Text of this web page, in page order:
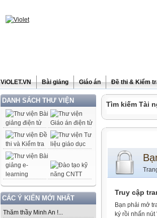
ViOLET.VN Bài giảng Giáo án Đề thi & Kiểm
DANH SÁCH THƯ VIỆN
CÁC Ý KIẾN MỚI NHẤT
Thăm thầy Minh An !...
Tìm kiếm Tài
Truy cập
Bạn phải mở
ký rồi nhấn